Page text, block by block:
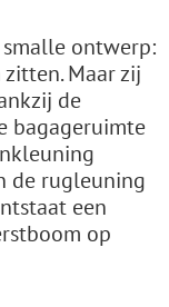
ontwerp:
Maar zij
de
bagageruimte
de rugleuning
een
op